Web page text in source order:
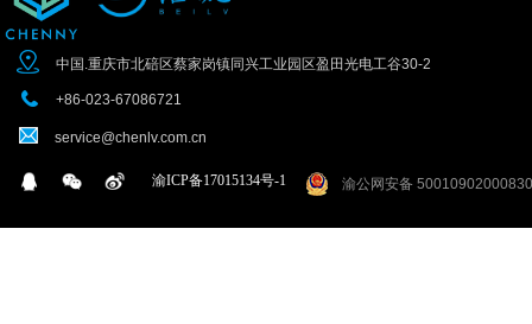
中国.重庆市北碚区蔡家岗镇同兴工业园区盈田光电工谷30-2
+86-023-67086721
service@chenlv.com.cn
渝ICP备17015134号-1 渝公网安备